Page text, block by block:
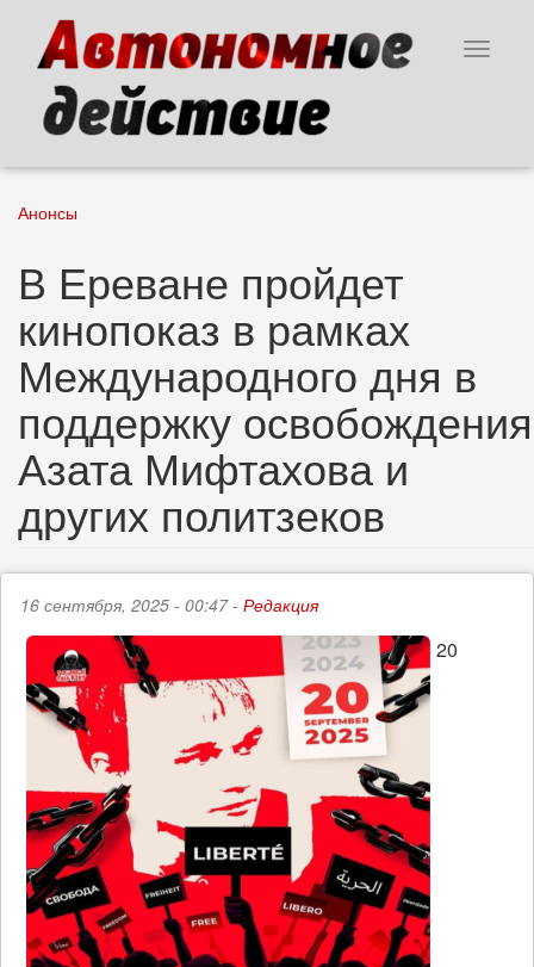
основному
содержанию
Toggle
Анонсы
В Ереване пройдет
кинопоказ в рамках
Международного дня в
поддержку освобождения
Азата Мифтахова и
других политзеков
16 сентября, 2025 - 00:47 - Редакция
20